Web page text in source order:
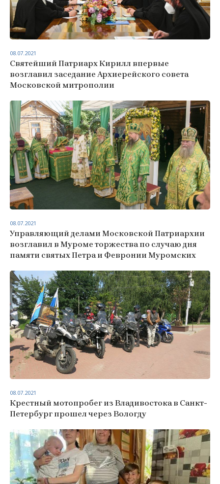
Святейший Патриарх Кирилл впервые
возглавил заседание Архиерейского совета
Московской митрополии
08.07.2021
Управляющий делами Московской Патриархии
возглавил в Муроме торжества по случаю дня
памяти святых Петра и Февронии Муромских
08.07.2021
Крестный мотопробег из Владивостока в Санкт-
Петербург прошел через Вологду
08.07.2021